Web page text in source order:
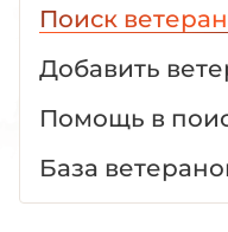
Поиск
Добавить
Помощь в
База